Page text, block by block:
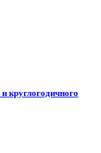
круглогодичного